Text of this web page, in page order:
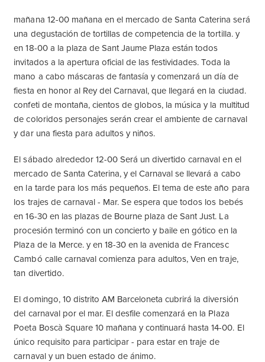
mañana 12-00 mañana en el mercado de Santa Caterina será
una degustación de tortillas de competencia de la tortilla. y
en 18-00 a la plaza de Sant Jaume Plaza están todos
invitados a la apertura oficial de las festividades. Toda la
mano a cabo máscaras de fantasía y comenzará un día de
fiesta en honor al Rey del Carnaval, que llegará en la ciudad.
confeti de montaña, cientos de globos, la música y la multitud
de coloridos personajes serán crear el ambiente de carnaval
y dar una fiesta para adultos y niños.
El sábado alrededor 12-00 Será un divertido carnaval en el
mercado de Santa Caterina, y el Carnaval se llevará a cabo
en la tarde para los más pequeños. El tema de este año para
los trajes de carnaval - Mar. Se espera que todos los bebés
en 16-30 en las plazas de Bourne plaza de Sant Just. La
procesión terminó con un concierto y baile en gótico en la
Plaza de la Merce. y en 18-30 en la avenida de Francesc
Cambó calle carnaval comienza para adultos, Ven en traje,
tan divertido.
El domingo, 10 distrito AM Barceloneta cubrirá la diversión
del carnaval por el mar. El desfile comenzará en la Plaza
Poeta Boscà Square 10 mañana y continuará hasta 14-00. El
único requisito para participar - para estar en traje de
carnaval y un buen estado de ánimo.